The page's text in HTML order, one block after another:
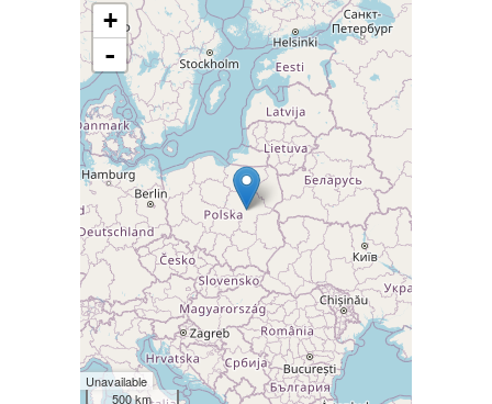
+
-
Unavailable
500 km